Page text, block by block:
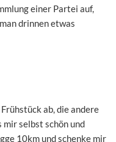
einer Partei auf,
drinnen etwas
ab, die andere
mir selbst schön und
10km und schenke mir